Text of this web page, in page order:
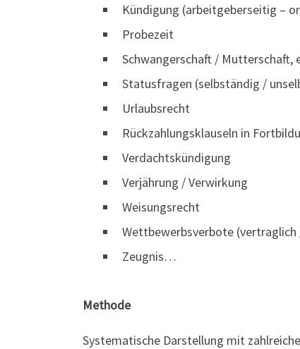
Kündigung (arbeitgeberseitig –
Probezeit
Schwangerschaft / Mutterschaft,
Statusfragen (selbständig /
Urlaubsrecht
Rückzahlungsklauseln in
Verdachtskündigung
Verjährung / Verwirkung
Weisungsrecht
Wettbewerbsverbote
Zeugnis…
Methode
Systematische Darstellung mit